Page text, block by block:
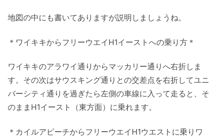
地図の中にも書いてありますが説明しましょうね。
＊ワイキキからフリーウエイH1イーストへの乗り方＊
ワイキキのアラワイ通りからマッカリー通りへ右折しま
す。その次はサウスキング通りとの交差点を右折してユニ
バーシティ通りを過ぎたら左側の車線に入って走ると、そ
のままH1イースト（東方面）に乗れます。
＊カイルアビーチからフリーウエイH1ウエストに乗りワ